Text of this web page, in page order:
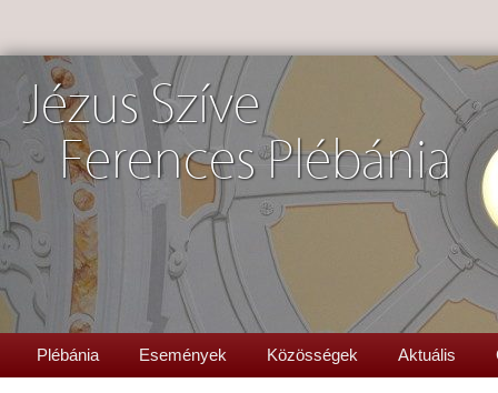
Jézus Szíve
Ferences Plébánia
Plébánia Események Közösségek Aktuális